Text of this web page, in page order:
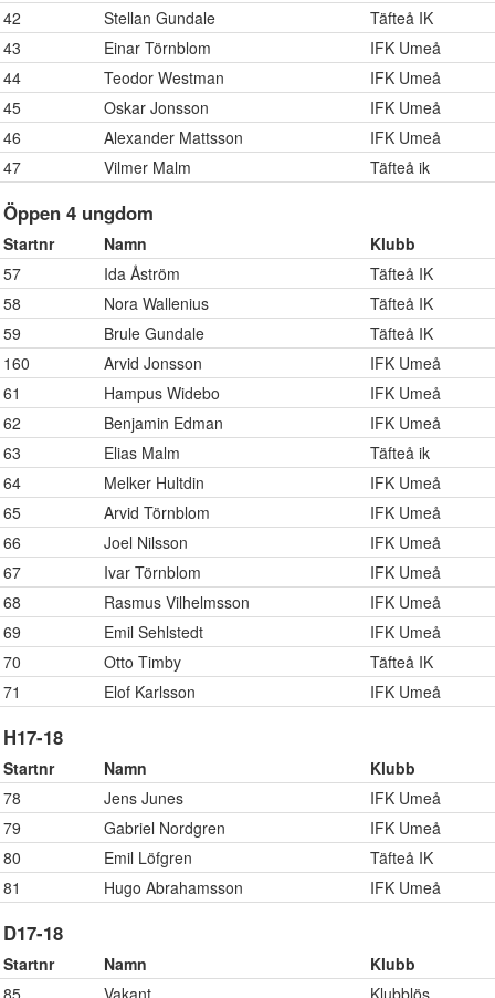
42
Stellan Gundale
Täfteå IK
43
Einar Törnblom
IFK Umeå
44
Teodor Westman
IFK Umeå
45
Oskar Jonsson
IFK Umeå
46
Alexander Mattsson
IFK Umeå
47
Vilmer Malm Täfteå ik
Öppen 4 ungdom
Startnr Namn
Klubb
57
Ida Åström
Täfteå IK
58
Nora Wallenius
Täfteå IK
59
Brule Gundale
Täfteå IK
160
Arvid Jonsson
IFK Umeå
61
Hampus Widebo
IFK Umeå
62
Benjamin Edman
IFK Umeå
63
Elias Malm
Täfteå ik
64
Melker Hultdin
IFK Umeå
65
Arvid Törnblom
IFK Umeå
66
Joel Nilsson
IFK Umeå
67
Ivar Törnblom
IFK Umeå
68
Rasmus Vilhelmsson
IFK Umeå
69
Emil Sehlstedt
IFK Umeå
70
Otto Timby
Täfteå IK
71
Elof Karlsson IFK Umeå
H17-18
Startnr Namn
Klubb
78
Jens Junes
IFK Umeå
79
Gabriel Nordgren
IFK Umeå
80
Emil Löfgren
Täfteå IK
81
Hugo Abrahamsson IFK Umeå
D17-18
Startnr Namn
Klubb
85
Vakant Klubblös